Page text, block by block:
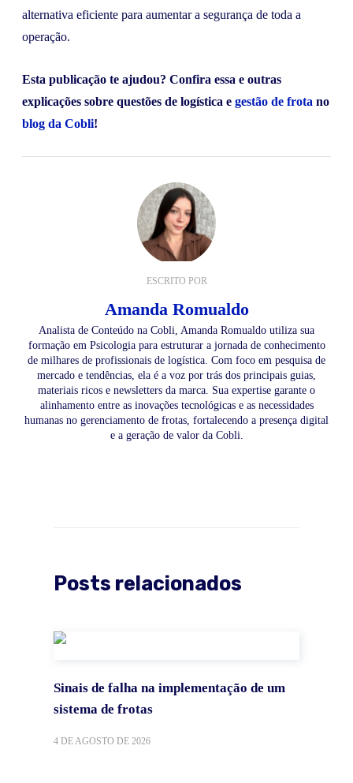
alternativa eficiente para aumentar a segurança de toda a
operação.
Esta publicação te ajudou? Confira essa e outras
explicações sobre questões de logística e gestão de frota no
blog da Cobli!
ESCRITO POR
Amanda Romualdo
Analista de Conteúdo na Cobli, Amanda Romualdo utiliza sua
formação em Psicologia para estruturar a jornada de conhecimento
de milhares de profissionais de logística. Com foco em pesquisa de
mercado e tendências, ela é a voz por trás dos principais guias,
materiais ricos e newsletters da marca. Sua expertise garante o
alinhamento entre as inovações tecnológicas e as necessidades
humanas no gerenciamento de frotas, fortalecendo a presença digital
e a geração de valor da Cobli.
Posts relacionados
Sinais de falha na implementação de um
sistema de frotas
4 DE AGOSTO DE 2026